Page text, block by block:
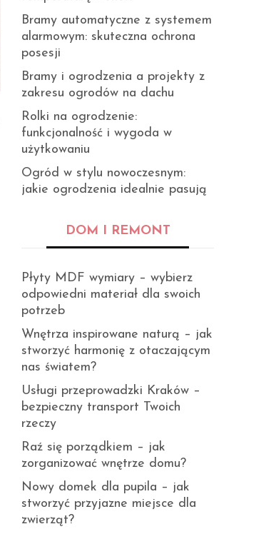
Bramy automatyczne z systemem
alarmowym: skuteczna ochrona
posesji
Bramy i ogrodzenia a projekty z
zakresu ogrodów na dachu
Rolki na ogrodzenie:
funkcjonalność i wygoda w
użytkowaniu
Ogród w stylu nowoczesnym:
jakie ogrodzenia idealnie pasują
DOM I REMONT
Płyty MDF wymiary – wybierz
odpowiedni materiał dla swoich
potrzeb
Wnętrza inspirowane naturą – jak
stworzyć harmonię z otaczającym
nas światem?
Usługi przeprowadzki Kraków –
bezpieczny transport Twoich
rzeczy
Raź się porządkiem – jak
zorganizować wnętrze domu?
Nowy domek dla pupila – jak
stworzyć przyjazne miejsce dla
zwierząt?